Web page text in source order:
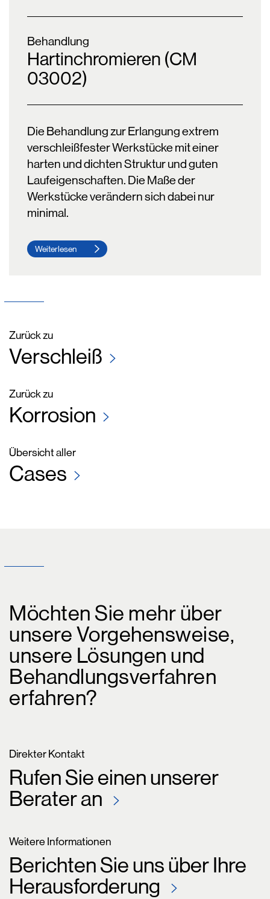
Behandlung
Hartinchromieren (CM
03002)
Die Behandlung zur Erlangung extrem
verschleißfester Werkstücke mit einer
harten und dichten Struktur und guten
Laufeigenschaften. Die Maße der
Werkstücke verändern sich dabei nur
minimal.
Weiterlesen
Zurück zu
Verschleiß
Zurück zu
Korrosion
Übersicht aller
Cases
Möchten Sie mehr über
unsere Vorgehensweise,
unsere Lösungen und
Behandlungsverfahren
erfahren?
Direkter Kontakt
Rufen Sie einen unserer
Berater an
Weitere Informationen
Berichten Sie uns über Ihre
Herausforderung